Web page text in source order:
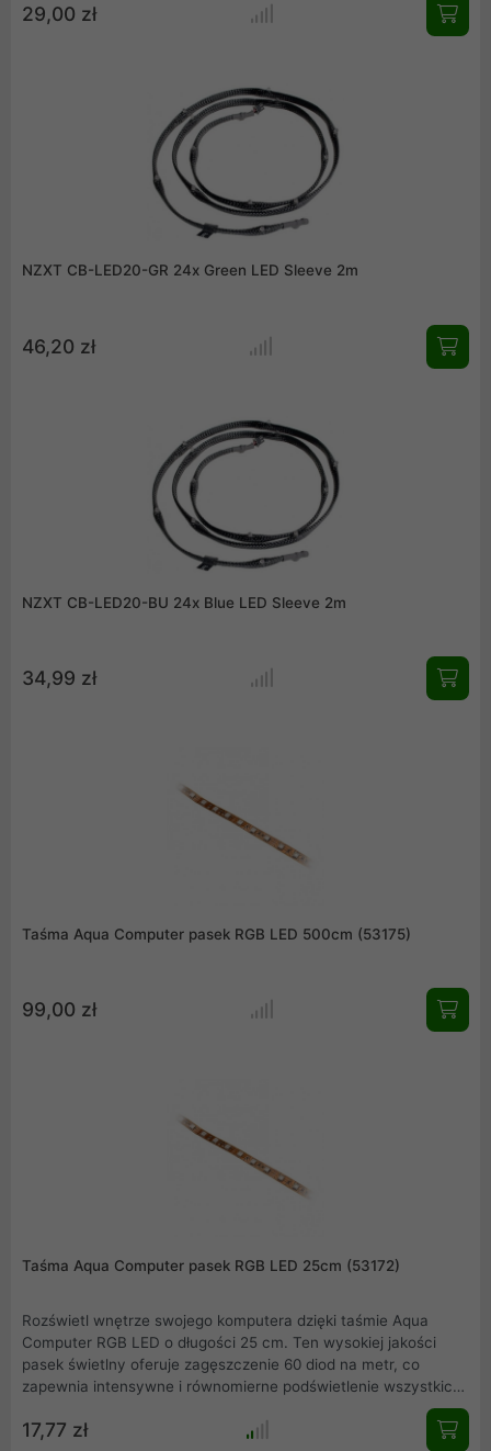
29,00 zł
NZXT CB-LED20-GR 24x Green LED Sleeve 2m
46,20 zł
NZXT CB-LED20-BU 24x Blue LED Sleeve 2m
34,99 zł
Taśma Aqua Computer pasek RGB LED 500cm (53175)
99,00 zł
Taśma Aqua Computer pasek RGB LED 25cm (53172)
Rozświetl wnętrze swojego komputera dzięki taśmie Aqua
Computer RGB LED o długości 25 cm. Ten wysokiej jakości
pasek świetlny oferuje zagęszczenie 60 diod na metr, co
zapewnia intensywne i równomierne podświetlenie wszystkich
komponentów. Dzięki napięciu 12 V i możliwości docięcia co 5
cm, idealnie dopasujesz go do każdej obudowy.
17,77 zł